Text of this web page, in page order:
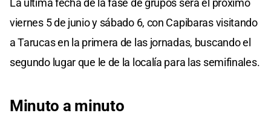
La última fecha de la fase de grupos será el próximo
viernes 5 de junio y sábado 6, con Capibaras visitando
a Tarucas en la primera de las jornadas, buscando el
segundo lugar que le de la localía para las semifinales.
Minuto a minuto